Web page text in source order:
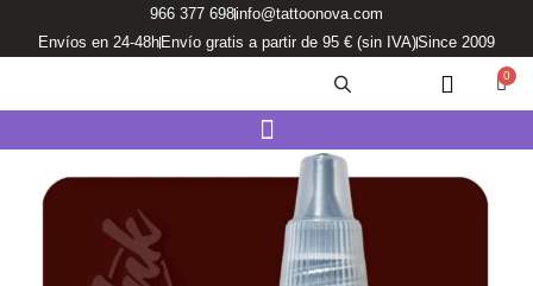
966 377 698info@tattoonova.com
Envíos en 24-48h Envío gratis a partir de 95 € (sin IVA)Since 2009
0